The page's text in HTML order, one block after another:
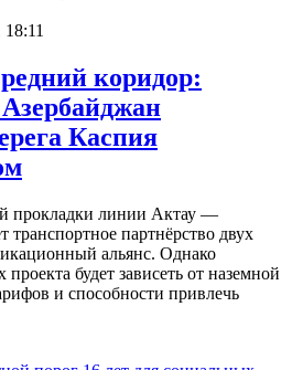
18:11
коридор:
Каспия
прокладки линии Актау —
транспортное партнёрство двух
альянс. Однако
будет зависеть от наземной
и способности привлечь